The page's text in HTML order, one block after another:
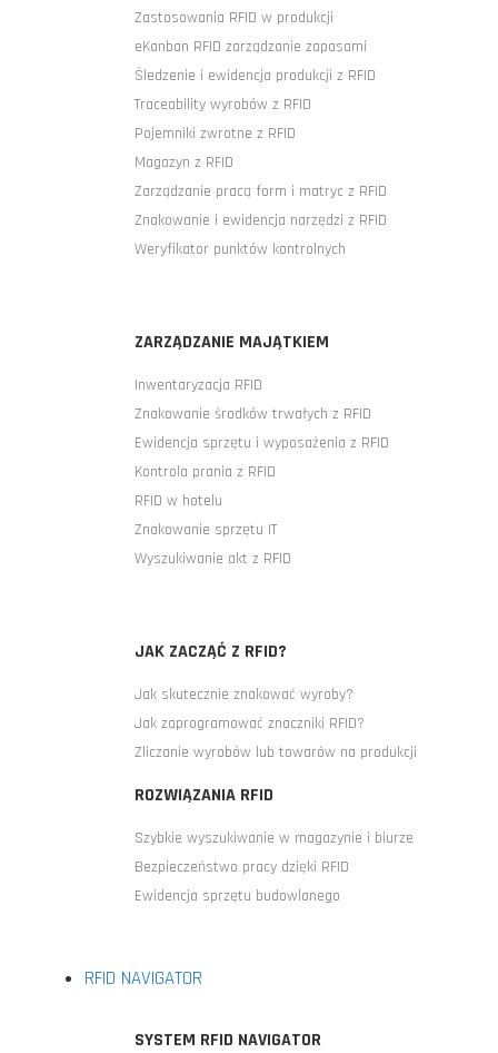
Zastosowania RFID w produkcji
eKanban RFID zarządzanie zapasami
Śledzenie i ewidencja produkcji z RFID
Traceability wyrobów z RFID
Pojemniki zwrotne z RFID
Magazyn z RFID
Zarządzanie pracą form i matryc z RFID
Znakowanie i ewidencja narzędzi z RFID
Weryfikator punktów kontrolnych
ZARZĄDZANIE MAJĄTKIEM
Inwentaryzacja RFID
Znakowanie środków trwałych z RFID
Ewidencja sprzętu i wyposażenia z RFID
Kontrola prania z RFID
RFID w hotelu
Znakowanie sprzętu IT
Wyszukiwanie akt z RFID
JAK ZACZĄĆ Z RFID?
Jak skutecznie znakować wyroby?
Jak zaprogramować znaczniki RFID?
Zliczanie wyrobów lub towarów na produkcji
ROZWIĄZANIA RFID
Szybkie wyszukiwanie w magazynie i biurze
Bezpieczeństwo pracy dzięki RFID
Ewidencja sprzętu budowlanego
RFID NAVIGATOR
SYSTEM RFID NAVIGATOR